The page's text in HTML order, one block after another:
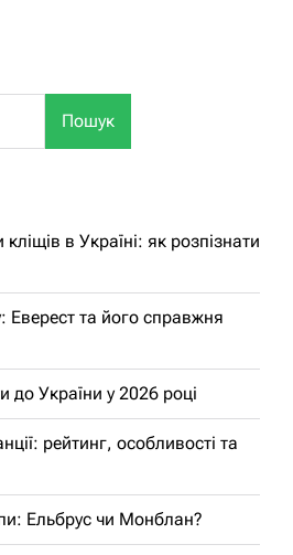
Пошук
в Україні: як розпізнати
Еверест та його справжня
до України у 2026 році
рейтинг, особливості та
Ельбрус чи Монблан?